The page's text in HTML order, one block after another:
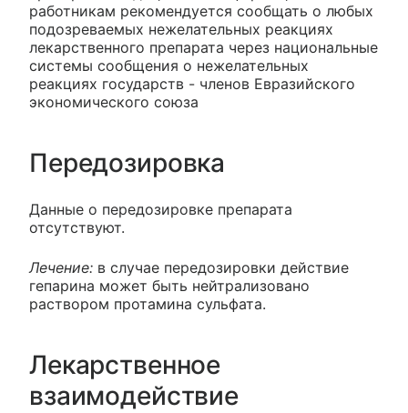
работникам рекомендуется сообщать о любых
подозреваемых нежелательных реакциях
лекарственного препарата через национальные
системы сообщения о нежелательных
реакциях государств - членов Евразийского
экономического союза
Передозировка
Данные о передозировке препарата
отсутствуют.
Лечение: в случае передозировки действие
гепарина может быть нейтрализовано
раствором протамина сульфата.
Лекарственное
взаимодействие